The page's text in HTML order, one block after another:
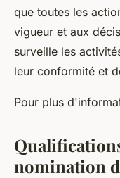
que toutes les
vigueur et aux
surveille les
leur conformité et
Pour plus
nomination